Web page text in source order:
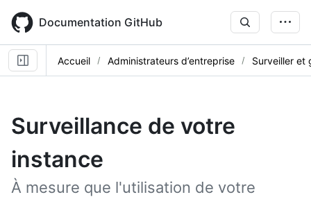
main
content
Documentation GitHub
Accueil Administrateurs d’entreprise Surveiller et
Surveillance de votre
instance
À mesure que l'utilisation de votre